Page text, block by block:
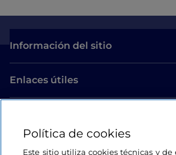
Información del sitio
Enlaces útiles
Estamos en contacto
Política de cookies
Este sitio utiliza cookies técnicas y de